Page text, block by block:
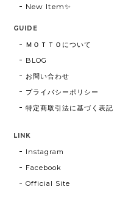
New Item✨
GUIDE
ＭＯＴＴＯについて
BLOG
お問い合わせ
プライバシーポリシー
特定商取引法に基づく表記
LINK
Instagram
Facebook
Official Site